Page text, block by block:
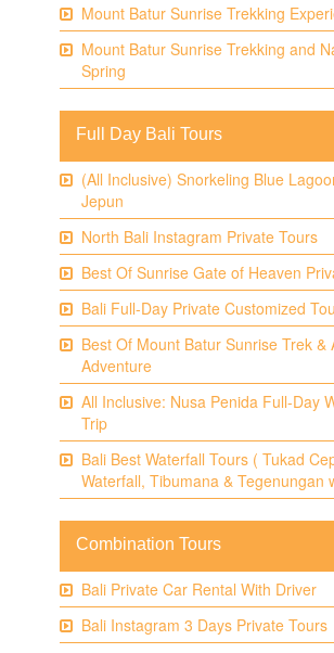
Mount Batur Sunrise Trekking
Mount Batur Sunrise Trekking and
Spring
Full Day Bali Tours
(All Inclusive) Snorkeling Blue
Jepun
North Bali Instagram Private Tours
Best Of Sunrise Gate of Heaven
Bali Full-Day Private Customized
Best Of Mount Batur Sunrise Trek &
Adventure
All Inclusive: Nusa Penida Full-Day
Trip
Bali Best Waterfall Tours ( Tukad
Waterfall, Tibumana & Tegenungan
Combination Tours
Bali Private Car Rental With Driver
Bali Instagram 3 Days Private Tours